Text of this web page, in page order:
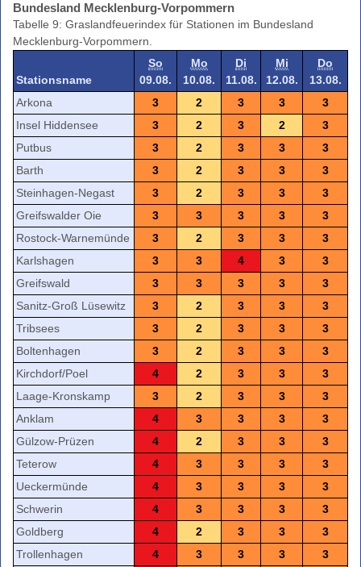
Bundesland Mecklenburg-Vorpommern
Tabelle 9: Graslandfeuerindex für Stationen im Bundesland
Mecklenburg-Vorpommern.
Stationsname
So
09.08.
Mo
10.08.
Di
11.08.
Mi
12.08.
Do
13.08.
Arkona
3 2 3 3
3
Insel Hiddensee
3 2 3 2
3
Putbus
3 2 3 3
3
Barth
3 2 3 3
3
Steinhagen-Negast
3 2 3 3
3
Greifswalder Oie
3 3 3 3
3
Rostock-Warnemünde
3 2 3 3
3
Karlshagen
3 3 4 3
3
Greifswald
3 3 3 3
3
Sanitz-Groß Lüsewitz
3 2 3 3
3
Tribsees
3 2 3 3
3
Boltenhagen
3 2 3 3
3
Kirchdorf/Poel
4 2 3 3
3
Laage-Kronskamp
3 2 3 3
3
Anklam
4 3 3 3
3
Gülzow-Prüzen
4 2 3 3
3
Teterow
4 3 3 3
3
Ueckermünde
4 3 3 3
3
Schwerin
4 3 3 3
3
Goldberg
4 2 3 3
3
Trollenhagen
4 3 3 3
3